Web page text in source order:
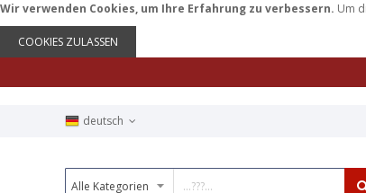
Wir verwenden Cookies, um Ihre Erfahrung zu verbessern. Um
COOKIES ZULASSEN
deutsch